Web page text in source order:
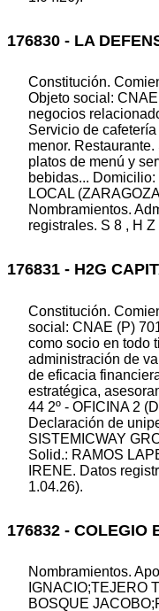
176830 - LA
Constitución.
Objeto social:
negocios
Servicio de
menor.
platos de menú y
bebidas...
LOCAL
Nombramientos.
registrales. S 8 , H
176831 - H2G
Constitución.
social: CNAE (P)
como socio en todo
administración de
de eficacia
estratégica,
44 2º - OFICINA 2
Declaración de
SISTEMICWAY
Solid.: RAMOS
IRENE. Datos
1.04.26).
176832 - COLEGIO
Nombramientos.
IGNACIO;TEJERO
BOSQUE